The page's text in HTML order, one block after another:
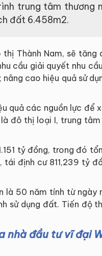
trung tâm thương
đất 6.458m2.
Thành Nam, sẽ
cầu giải quyết nhu
nâng cao hiệu quả sử
quả các nguồn lực để
đô thị loại I, trung
tỷ đồng, trong đó
tái định cư 811,239 tỷ
là 50 năm tính từ
sử dụng đất. Tiến độ
nhà đầu tư vĩ đại